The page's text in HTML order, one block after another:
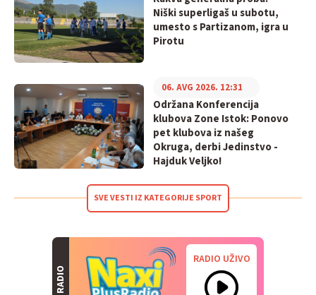
Niški superligaš u subotu,
umesto s Partizanom, igra u
Pirotu
Održana Konferencija
klubova Zone Istok: Ponovo
pet klubova iz našeg
Okruga, derbi Jedinstvo -
Hajduk Veljko!
06. AVG 2026. 12:31
SVE VESTI IZ KATEGORIJE SPORT
RADIO
RADIO UŽIVO